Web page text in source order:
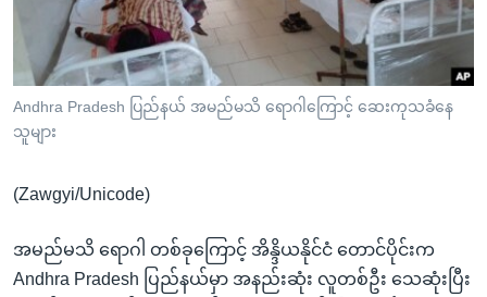
စာမျက်နှာ
ကျော်
ကြည့်
ရန်
ရန်
သို့
ကျော်
ဗွီအိုအေ လူမှုကွန်ယက်များ
Andhra Pradesh ပြည်နယ် အမည်မသိ ရောဂါကြောင့် ဆေးကုသခံနေ
သူများ
(Zawgyi/Unicode)
အမည်မသိ ရောဂါ တစ်ခုကြောင့် အိန္ဒိယနိုင်ငံ တောင်ပိုင်းက
Andhra Pradesh ပြည်နယ်မှာ အနည်းဆုံး လူတစ်ဦး သေဆုံးပြီး